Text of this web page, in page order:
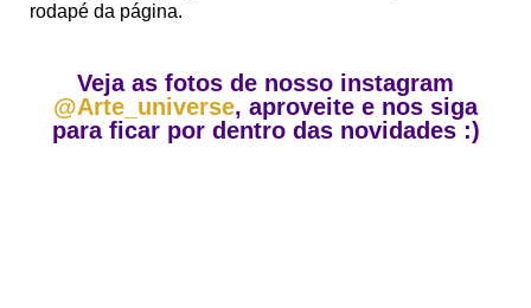
rodapé da página.
Veja as fotos de nosso instagram
@Arte_universe, aproveite e nos siga
para ficar por dentro das novidades :)